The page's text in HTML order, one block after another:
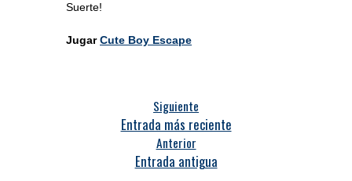
Suerte!
JugarCute Boy Escape
Siguiente
Entrada más reciente
Anterior
Entrada antigua